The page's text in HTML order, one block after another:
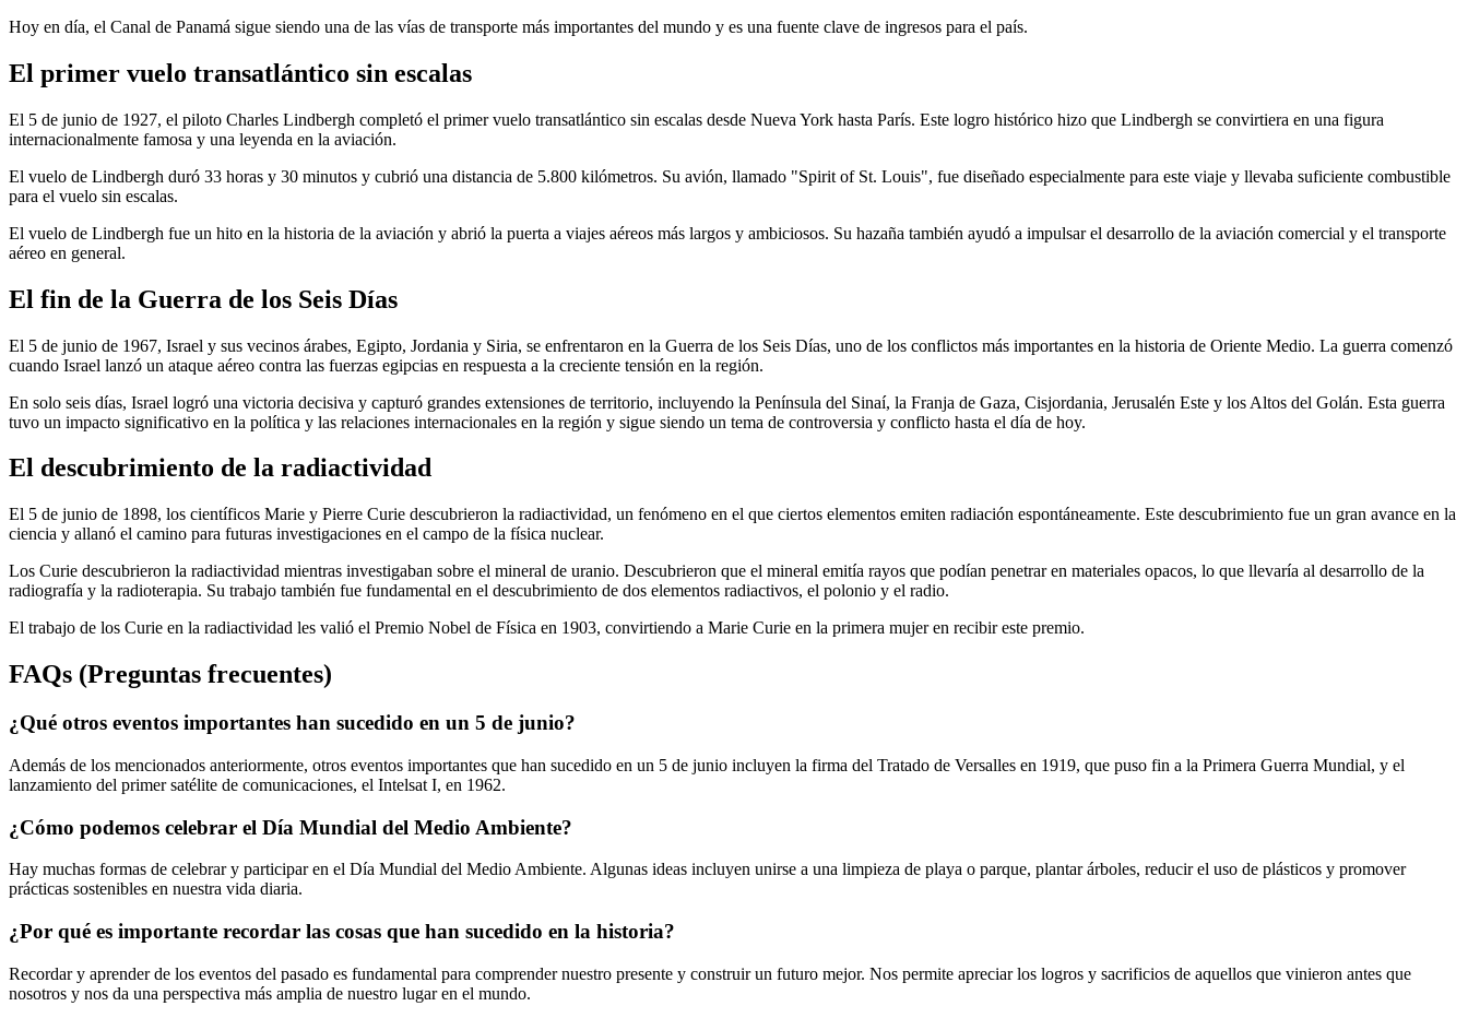
Hoy en día, el Canal de Panamá sigue siendo una de las vías de transporte más importantes del mundo y es una fuente clave de ingresos para el país.
El primer vuelo transatlántico sin escalas
El 5 de junio de 1927, el piloto Charles Lindbergh completó el primer vuelo transatlántico sin escalas desde Nueva York hasta París. Este logro histórico hizo que Lindbergh se convirtiera en una figura
internacionalmente famosa y una leyenda en la aviación.
El vuelo de Lindbergh duró 33 horas y 30 minutos y cubrió una distancia de 5.800 kilómetros. Su avión, llamado "Spirit of St. Louis", fue diseñado especialmente para este viaje y llevaba suficiente combustible
para el vuelo sin escalas.
El vuelo de Lindbergh fue un hito en la historia de la aviación y abrió la puerta a viajes aéreos más largos y ambiciosos. Su hazaña también ayudó a impulsar el desarrollo de la aviación comercial y el transporte
aéreo en general.
El fin de la Guerra de los Seis Días
El 5 de junio de 1967, Israel y sus vecinos árabes, Egipto, Jordania y Siria, se enfrentaron en la Guerra de los Seis Días, uno de los conflictos más importantes en la historia de Oriente Medio. La guerra comenzó
cuando Israel lanzó un ataque aéreo contra las fuerzas egipcias en respuesta a la creciente tensión en la región.
En solo seis días, Israel logró una victoria decisiva y capturó grandes extensiones de territorio, incluyendo la Península del Sinaí, la Franja de Gaza, Cisjordania, Jerusalén Este y los Altos del Golán. Esta guerra
tuvo un impacto significativo en la política y las relaciones internacionales en la región y sigue siendo un tema de controversia y conflicto hasta el día de hoy.
El descubrimiento de la radiactividad
El 5 de junio de 1898, los científicos Marie y Pierre Curie descubrieron la radiactividad, un fenómeno en el que ciertos elementos emiten radiación espontáneamente. Este descubrimiento fue un gran avance en la
ciencia y allanó el camino para futuras investigaciones en el campo de la física nuclear.
Los Curie descubrieron la radiactividad mientras investigaban sobre el mineral de uranio. Descubrieron que el mineral emitía rayos que podían penetrar en materiales opacos, lo que llevaría al desarrollo de la
radiografía y la radioterapia. Su trabajo también fue fundamental en el descubrimiento de dos elementos radiactivos, el polonio y el radio.
El trabajo de los Curie en la radiactividad les valió el Premio Nobel de Física en 1903, convirtiendo a Marie Curie en la primera mujer en recibir este premio.
FAQs (Preguntas frecuentes)
¿Qué otros eventos importantes han sucedido en un 5 de junio?
Además de los mencionados anteriormente, otros eventos importantes que han sucedido en un 5 de junio incluyen la firma del Tratado de Versalles en 1919, que puso fin a la Primera Guerra Mundial, y el
lanzamiento del primer satélite de comunicaciones, el Intelsat I, en 1962.
¿Cómo podemos celebrar el Día Mundial del Medio Ambiente?
Hay muchas formas de celebrar y participar en el Día Mundial del Medio Ambiente. Algunas ideas incluyen unirse a una limpieza de playa o parque, plantar árboles, reducir el uso de plásticos y promover
prácticas sostenibles en nuestra vida diaria.
¿Por qué es importante recordar las cosas que han sucedido en la historia?
Recordar y aprender de los eventos del pasado es fundamental para comprender nuestro presente y construir un futuro mejor. Nos permite apreciar los logros y sacrificios de aquellos que vinieron antes que
nosotros y nos da una perspectiva más amplia de nuestro lugar en el mundo.